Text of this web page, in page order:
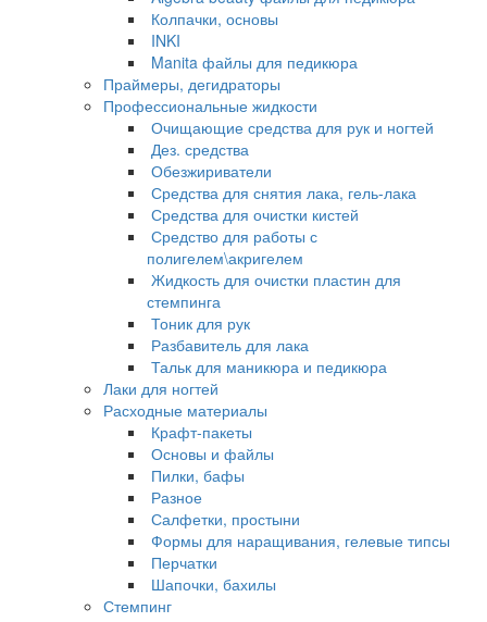
Колпачки, основы
INKI
Manita файлы для педикюра
Праймеры, дегидраторы
Профессиональные жидкости
Очищающие средства для рук и ногтей
Дез. средства
Обезжириватели
Средства для снятия лака, гель-лака
Средства для очистки кистей
Средство для работы с
полигелем\акригелем
Жидкость для очистки пластин для
стемпинга
Тоник для рук
Разбавитель для лака
Тальк для маникюра и педикюра
Лаки для ногтей
Расходные материалы
Крафт-пакеты
Основы и файлы
Пилки, бафы
Разное
Салфетки, простыни
Формы для наращивания, гелевые типсы
Перчатки
Шапочки, бахилы
Стемпинг